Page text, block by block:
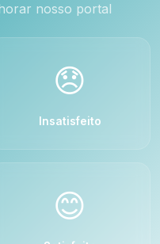
nosso portal
😞
Insatisfeito
😊